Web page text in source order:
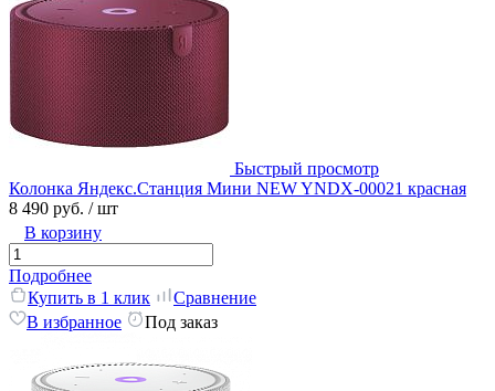
Быстрый просмотр
Колонка Яндекс.Станция Мини NEW YNDX-00021 красная
8 490 руб. / шт
В корзину
Подробнее
Купить в 1 клик
Сравнение
В избранное
Под заказ